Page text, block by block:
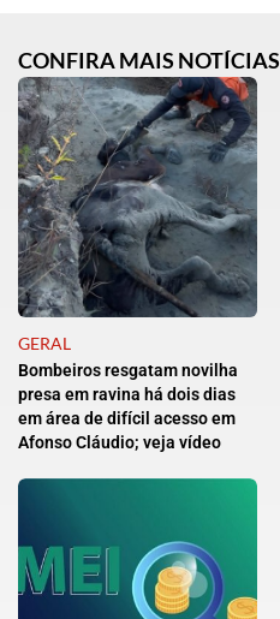
CONFIRA MAIS NOTÍCIAS
GERAL
Bombeiros resgatam novilha
presa em ravina há dois dias
em área de difícil acesso em
Afonso Cláudio; veja vídeo